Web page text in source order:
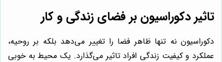
تاثیر دکوراسیون بر فضای زندگی و کار
دکوراسیون نه تنها ظاهر فضا را تغییر می‌دهد بلکه بر روحیه،
عملکرد و کیفیت زندگی افراد تاثیر می‌گذارد. یک محیط به خوبی